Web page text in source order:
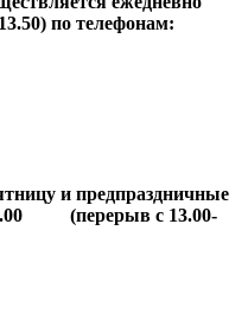
по телефонам:
и предпраздничные
(перерыв с 13.00-